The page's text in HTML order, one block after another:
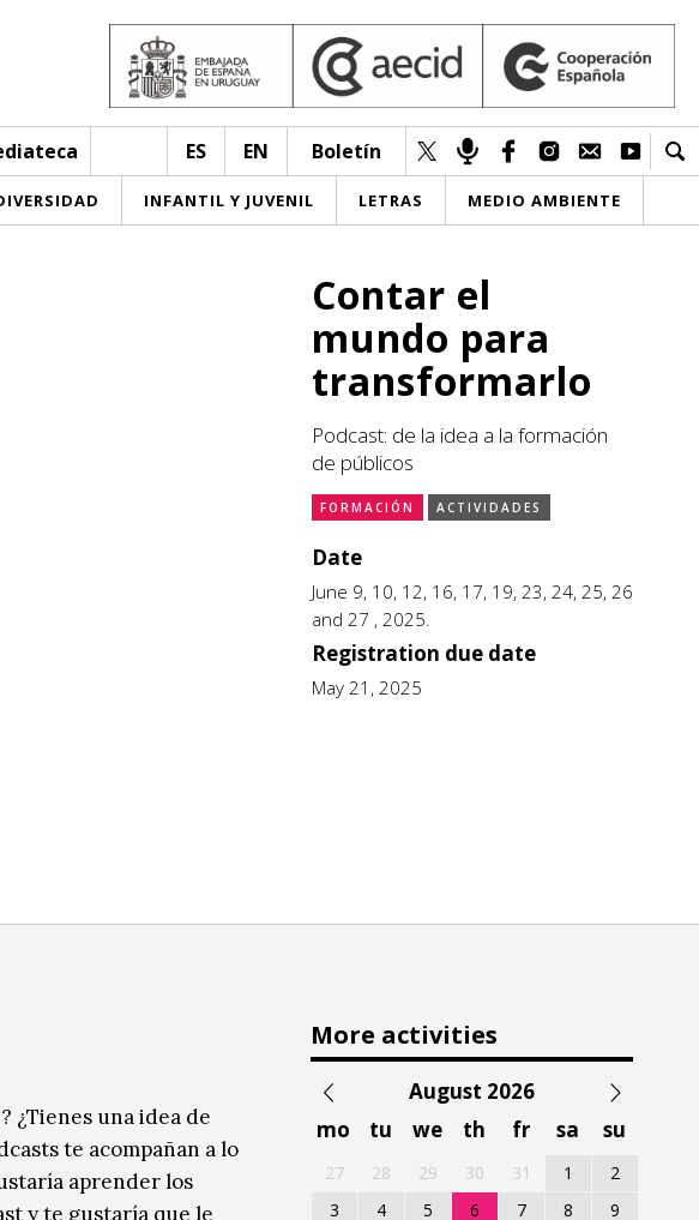
ES EN Boletín
INFANTIL Y JUVENIL LETRAS MEDIO AMBIENTE
Contar el
mundo para
transformarlo
Podcast: de la idea a la formación
de públicos
FORMACIÓN ACTIVIDADES
Date
June 9, 10, 12, 16, 17, 19, 23, 24, 25, 26
and 27 , 2025.
Registration due date
May 21, 2025
¿Tienes una idea de
te acompañan a lo
aprender los
y te gustaría que le
More activities
August 2026
mo
tu we th fr sa su
27 28 29 30 31 1
2
3
4 5 6 7 8
9